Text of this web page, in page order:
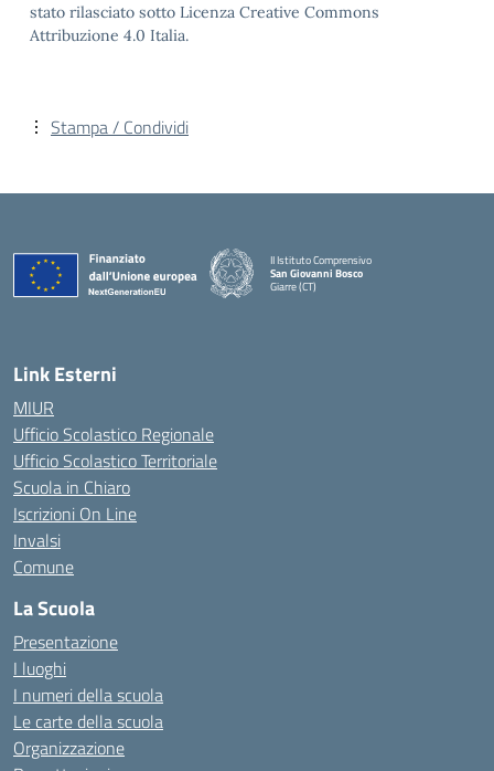
stato rilasciato sotto Licenza Creative Commons
Attribuzione 4.0 Italia.
Stampa / Condividi
II Istituto Comprensivo
San Giovanni Bosco
Giarre (CT)
Link Esterni
MIUR
Ufficio Scolastico Regionale
Ufficio Scolastico Territoriale
Scuola in Chiaro
Iscrizioni On Line
Invalsi
Comune
La Scuola
Presentazione
I luoghi
I numeri della scuola
Le carte della scuola
Organizzazione